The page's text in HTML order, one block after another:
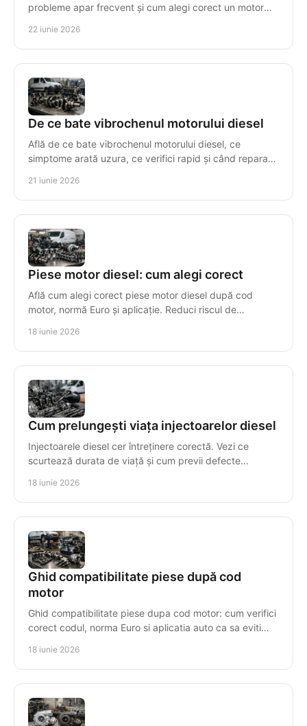
probleme apar frecvent și cum alegi corect un motor
22 iunie 2026
De ce bate vibrochenul motorului diesel
Află de ce bate vibrochenul motorului diesel, ce
simptome arată uzura, ce verifici rapid și când reparația
21 iunie 2026
Piese motor diesel: cum alegi corect
Află cum alegi corect piese motor diesel după cod
motor, normă Euro și aplicație. Reduci riscul de
18 iunie 2026
Cum prelungești viața injectoarelor diesel
Injectoarele diesel cer întreținere corectă. Vezi ce
scurtează durata de viață și cum previi defecte
18 iunie 2026
Ghid compatibilitate piese după cod
motor
Ghid compatibilitate piese dupa cod motor: cum verifici
corect codul, norma Euro si aplicatia auto ca sa eviti
18 iunie 2026